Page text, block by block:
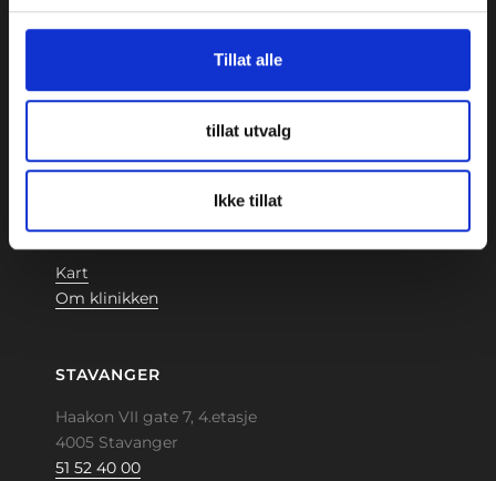
Tillat alle
tillat utvalg
Ikke tillat
73 87 14 70
Stortingsgata 30, 6.etasje
22 46 76 30
Kart
Om klinikken
STAVANGER
Haakon VII gate 7, 4.etasje
4005 Stavanger
51 52 40 00